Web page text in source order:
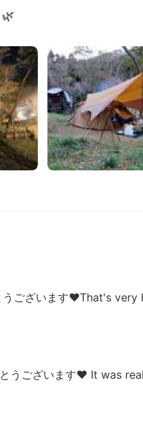
うございます❤️That's very
うございます❤️ It was